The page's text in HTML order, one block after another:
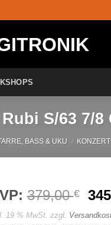
S/63 7/8
BASS & UKU /
379,00€
19 % MwSt. zzgl.